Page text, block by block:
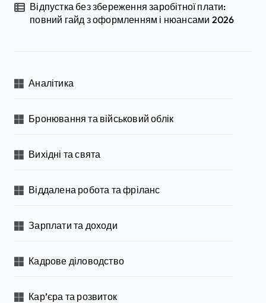
Відпустка без збереження заробітної плати:
повний гайд з оформленням і нюансами 2026
Аналітика
Бронювання та військовий облік
Вихідні та свята
Віддалена робота та фріланс
Зарплати та доходи
Кадрове діловодство
Кар’єра та розвиток